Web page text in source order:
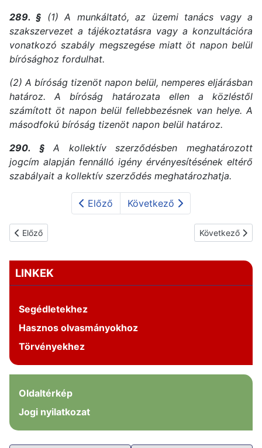
LINKEK
Segédletekhez
Hasznos olvasmányokhoz
Törvényekhez
Oldaltérkép
Jogi nyilatkozat
289. § (1) A munkáltató, az üzemi tanács vagy a
szakszervezet a tájékoztatásra vagy a konzultációra
vonatkozó szabály megszegése miatt öt napon belül
bírósághoz fordulhat.
(2) A bíróság tizenöt napon belül, nemperes eljárásban
határoz. A bíróság határozata ellen a közléstől
számított öt napon belül fellebbezésnek van helye. A
másodfokú bíróság tizenöt napon belül határoz.
290. §A kollektív szerződésben meghatározott
jogcím alapján fennálló igény érvényesítésének eltérő
szabályait a kollektív szerződés meghatározhatja.
Előző Következő
Előző cikk: Neveléssel-oktatással lekötött óraszámok változása
Előző Következő
Következő